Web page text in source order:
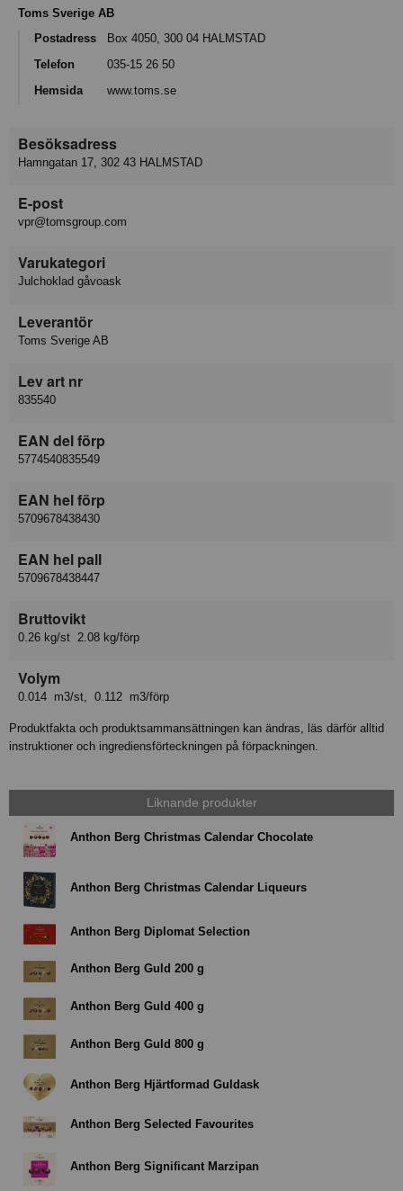
Toms Sverige AB
Postadress
Box 4050, 300 04 HALMSTAD
Telefon
035-15 26 50
Hemsida
www.toms.se
Besöksadress
Hamngatan 17, 302 43 HALMSTAD
E-post
vpr@tomsgroup.com
Varukategori
Julchoklad gåvoask
Leverantör
Toms Sverige AB
Lev art nr
835540
EAN del förp
5774540835549
EAN hel förp
5709678438430
EAN hel pall
5709678438447
Bruttovikt
0.26 kg/st 2.08 kg/förp
Volym
0.014 m3/st, 0.112 m3/förp
Produktfakta och produktsammansättningen kan ändras, läs därför alltid
instruktioner och ingrediensförteckningen på förpackningen.
Liknande produkter
Anthon Berg Christmas Calendar Chocolate
Anthon Berg Christmas Calendar Liqueurs
Anthon Berg Diplomat Selection
Anthon Berg Guld 200 g
Anthon Berg Guld 400 g
Anthon Berg Guld 800 g
Anthon Berg Hjärtformad Guldask
Anthon Berg Selected Favourites
Anthon Berg Significant Marzipan